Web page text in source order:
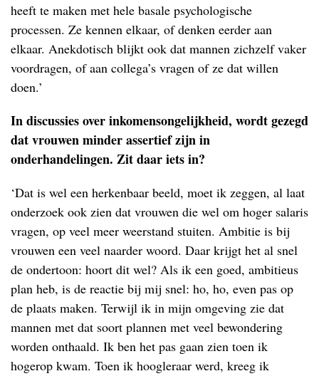
heeft te maken met hele basale psychologische
processen. Ze kennen elkaar, of denken eerder aan
elkaar. Anekdotisch blijkt ook dat mannen zichzelf vaker
voordragen, of aan collega’s vragen of ze dat willen
doen.’
In discussies over inkomensongelijkheid, wordt gezegd
dat vrouwen minder assertief zijn in
onderhandelingen. Zit daar iets in?
‘Dat is wel een herkenbaar beeld, moet ik zeggen, al laat
onderzoek ook zien dat vrouwen die wel om hoger salaris
vragen, op veel meer weerstand stuiten. Ambitie is bij
vrouwen een veel naarder woord. Daar krijgt het al snel
de ondertoon: hoort dit wel? Als ik een goed, ambitieus
plan heb, is de reactie bij mij snel: ho, ho, even pas op
de plaats maken. Terwijl ik in mijn omgeving zie dat
mannen met dat soort plannen met veel bewondering
worden onthaald. Ik ben het pas gaan zien toen ik
hogerop kwam. Toen ik hoogleraar werd, kreeg ik